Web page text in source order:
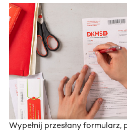
Wypełnij przesłany formularz,